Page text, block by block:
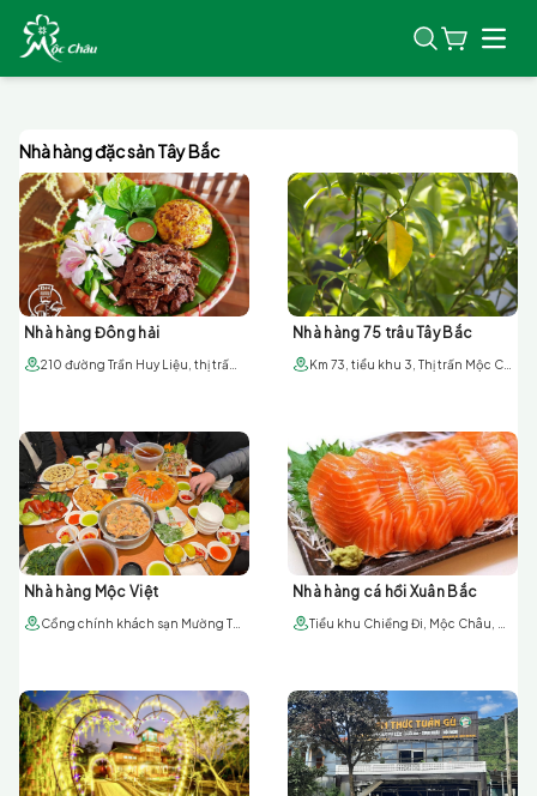
Nhà hàng đặc sản Tây Bắc
Nhà hàng Đông hải Nhà hàng 75 trâu Tây Bắc
Nhà hàng Mộc Việt Nhà hàng cá hồi Xuân Bắc